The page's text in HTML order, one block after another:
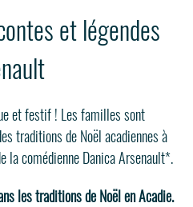
et légendes
et festif ! Les familles sont
traditions de Noël acadiennes à
comédienne Danica Arsenault*.
les traditions de Noël en Acadie.